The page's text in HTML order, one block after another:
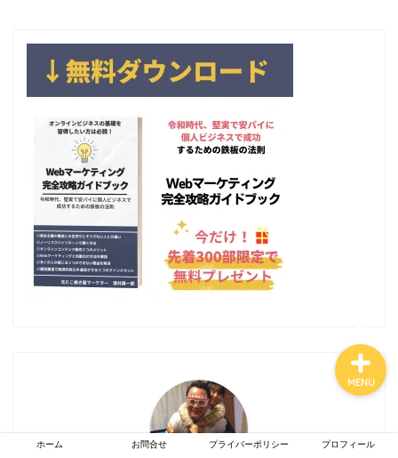
ホーム お問合せ プライバーポリシー プロフィール
MENU
お金持ちになれる働き方
イケてる社長の思考
マーケティング
コピーライティング